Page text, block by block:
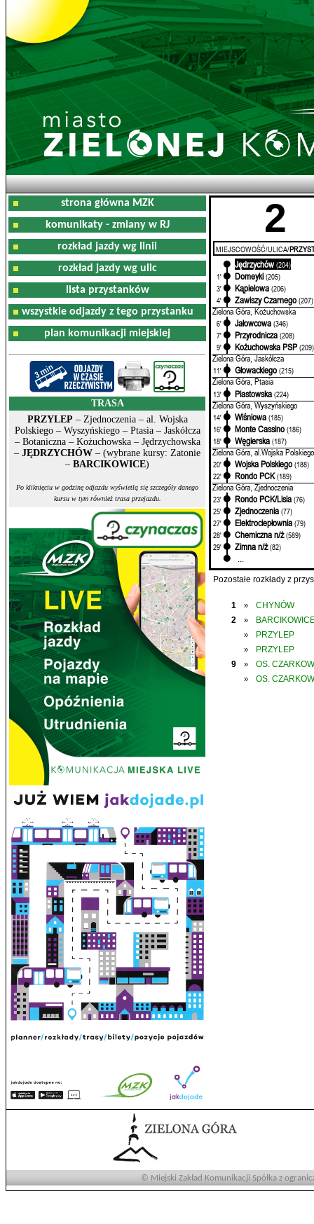
strona główna MZK
komunikaty - zmiany w RJ
rozkład jazdy wg linii
rozkład jazdy wg ulic
lista przystanków
wszystkie odjazdy z tego przystanku
plan komunikacji miejskiej
TRASA
PRZYLEP – Zjednoczenia – al. Wojska
Polskiego – Wyszyńskiego – Ptasia – Jaskółcza
– Botaniczna – Kożuchowska – Jędrzychowska
– JĘDRZYCHÓW – (wybrane kursy: Zatonie
– BARCIKOWICE)
Po kliknięciu w godzinę odjazdu wyświetlą się szczegóły danego
kursu w tym również trasa przejazdu.
2
MIEJSCOWOŚĆ/ULICA/
Jędrzychów (204)
1'
Domeyki (205)
3'
Kąpielowa (206)
4'
Zawiszy Czarnego (207)
Zielona Góra, Kożuchowska
6' Jałowcowa (346)
7'
Przyrodnicza (208)
9'
Kożuchowska PSP (209)
Zielona Góra, Jaskółcza
11' Głowackiego (215)
Zielona Góra, Ptasia
13' Piastowska (224)
Zielona Góra, Wyszyńskiego
14' Wiśniowa (185)
16'
Monte Cassino (186)
18'
Węgierska (187)
Zielona Góra, al.Wojska Polskiego
20' Wojska Polskiego (188)
22'
Rondo PCK (189)
Zielona Góra, Zjednoczenia
23' Rondo PCK/Lisia (76)
25'
Zjednoczenia (77)
27'
Elektrociepłownia (79)
28'
Chemiczna n/ż (589)
29'
Zimna n/ż (82)
Pozostałe rozkłady z
1 »
CHYNÓW
2
»
» PRZYLEP
»
PRZYLEP
9
» OS.
» OS.
© Miejski Zakład Komunikacji Spółka z